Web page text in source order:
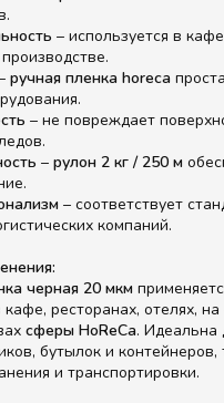
– используется в
ручная пленка horeca
– не повреждает
– рулон 2 кг / 250 м
– соответствует
компаний.
черная 20 мкм
ресторанах, отелях, на
сферы HoReCa. Идеальна
бутылок и
и транспортировки.